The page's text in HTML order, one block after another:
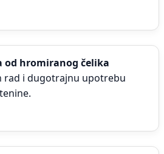
od hromiranog čelika
rad i dugotrajnu upotrebu